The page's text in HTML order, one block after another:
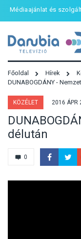
Médiaajánlat és
Főoldal Hírek
DUNABOGDÁNY -
KÖZÉLET 2016 ÁPR
délután
0